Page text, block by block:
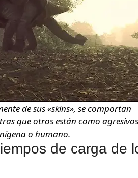
de sus «skins», se comportan
que otros están como
o humano.
de carga de